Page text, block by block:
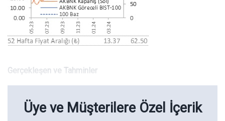
Gerçekleşen ve Tahminler
Üye ve Müşterilere Özel İçerik